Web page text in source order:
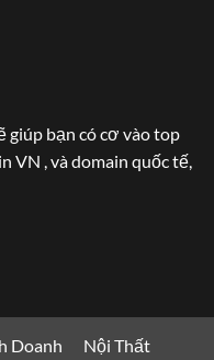
giúp bạn có cơ vào top
VN , và domain quốc tế,
Doanh Nội Thất